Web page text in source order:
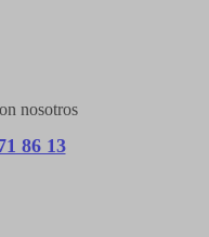
nosotros
86 13